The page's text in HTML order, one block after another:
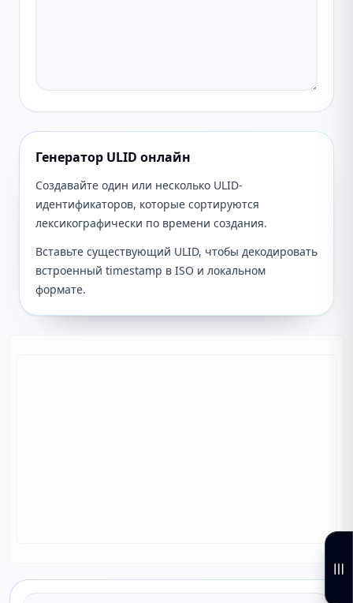
Генератор ULID онлайн
Создавайте один или несколько ULID-
идентификаторов, которые сортируются
лексикографически по времени создания.
Вставьте существующий ULID, чтобы декодировать
встроенный timestamp в ISO и локальном
формате.